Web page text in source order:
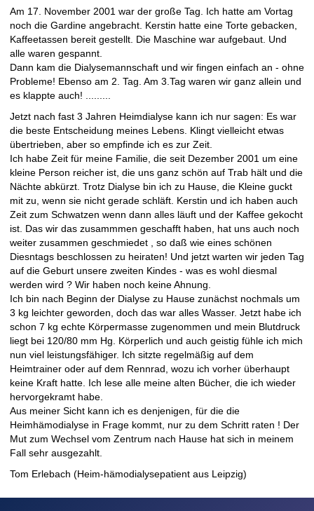
Am 17. November 2001 war der große Tag. Ich hatte am Vortag
noch die Gardine angebracht. Kerstin hatte eine Torte gebacken,
Kaffeetassen bereit gestellt. Die Maschine war aufgebaut. Und
alle waren gespannt.
Dann kam die Dialysemannschaft und wir fingen einfach an - ohne
Probleme! Ebenso am 2. Tag. Am 3.Tag waren wir ganz allein und
es klappte auch! .........
Jetzt nach fast 3 Jahren Heimdialyse kann ich nur sagen: Es war
die beste Entscheidung meines Lebens. Klingt vielleicht etwas
übertrieben, aber so empfinde ich es zur Zeit.
Ich habe Zeit für meine Familie, die seit Dezember 2001 um eine
kleine Person reicher ist, die uns ganz schön auf Trab hält und die
Nächte abkürzt. Trotz Dialyse bin ich zu Hause, die Kleine guckt
mit zu, wenn sie nicht gerade schläft. Kerstin und ich haben auch
Zeit zum Schwatzen wenn dann alles läuft und der Kaffee gekocht
ist. Das wir das zusammmen geschafft haben, hat uns auch noch
weiter zusammen geschmiedet , so daß wie eines schönen
Diesntags beschlossen zu heiraten! Und jetzt warten wir jeden Tag
auf die Geburt unsere zweiten Kindes - was es wohl diesmal
werden wird ? Wir haben noch keine Ahnung.
Ich bin nach Beginn der Dialyse zu Hause zunächst nochmals um
3 kg leichter geworden, doch das war alles Wasser. Jetzt habe ich
schon 7 kg echte Körpermasse zugenommen und mein Blutdruck
liegt bei 120/80 mm Hg. Körperlich und auch geistig fühle ich mich
nun viel leistungsfähiger. Ich sitzte regelmäßig auf dem
Heimtrainer oder auf dem Rennrad, wozu ich vorher überhaupt
keine Kraft hatte. Ich lese alle meine alten Bücher, die ich wieder
hervorgekramt habe.
Aus meiner Sicht kann ich es denjenigen, für die die
Heimhämodialyse in Frage kommt, nur zu dem Schritt raten ! Der
Mut zum Wechsel vom Zentrum nach Hause hat sich in meinem
Fall sehr ausgezahlt.
Tom Erlebach (Heim-hämodialysepatient aus Leipzig)